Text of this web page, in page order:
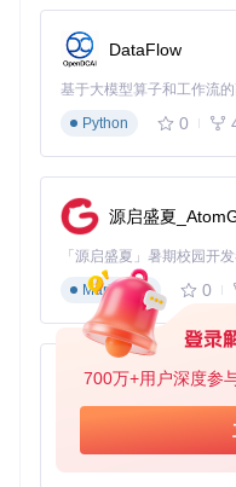
700万+用户深度参
DataFlow
基于大模型算子和工作流
Python
0
源启盛夏
Markdown
0
py-xiaozhi
Python
0